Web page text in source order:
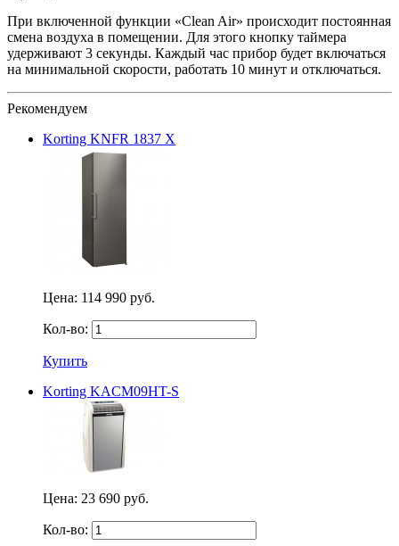
При включенной функции «Clean Air» происходит постоянная
смена воздуха в помещении. Для этого кнопку таймера
удерживают 3 секунды. Каждый час прибор будет включаться
на минимальной скорости, работать 10 минут и отключаться.
Рекомендуем
Korting KNFR 1837 X
Цена: 114 990 руб.
Кол-во:
Купить
Korting KACM09HT-S
Цена: 23 690 руб.
Кол-во: